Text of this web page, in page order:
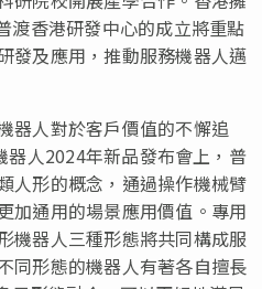
渡香港研發中心的成立將重點
發及應用，推動服務機器人邁
器人對於客戶價值的不懈追
人2024年新品發布會上，普
人形的概念，通過操作機械臂
加通用的場景應用價值。專用
機器人三種形態將共同構成服
同形態的機器人有著各自擅長